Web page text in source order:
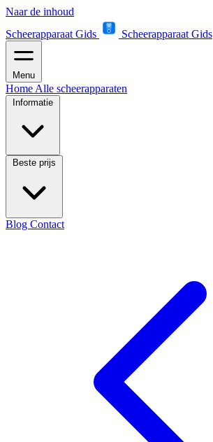
Naar de inhoud
Scheerapparaat Gids
Scheerapparaat Gids
Menu
Home Alle scheerapparaten
Informatie
Beste prijs
Blog Contact